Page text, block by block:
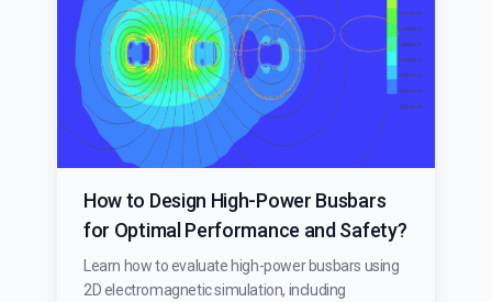
How to Design High-Power Busbars
for Optimal Performance and Safety?
Learn how to evaluate high-power busbars using
2D electromagnetic simulation, including